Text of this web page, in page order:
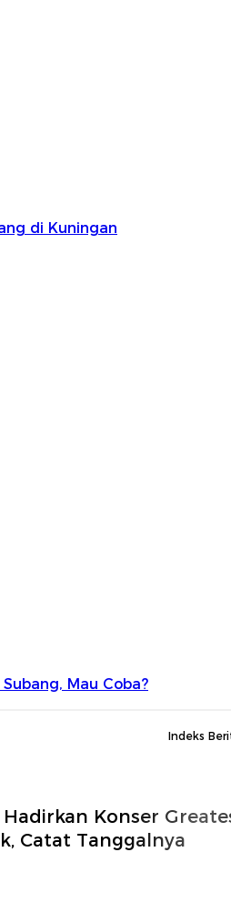
Indeks
Hadirkan Konser
Catat Tanggalnya